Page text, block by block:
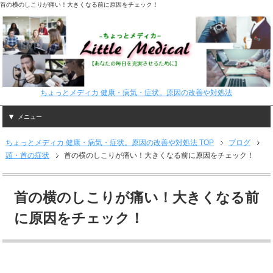
首の横のしこりが痛い！大きくなる前に原因をチェック！
ちょっとメディカ 健康・病気・症状。原因の改善や対処法
メニュー
ちょっとメディカ 健康・病気・症状。原因の改善や対処法 TOP
ブログ
頭・首の症状
首の横のしこりが痛い！大きくなる前に原因をチェック！
首の横のしこりが痛い！大きくなる前
に原因をチェック！